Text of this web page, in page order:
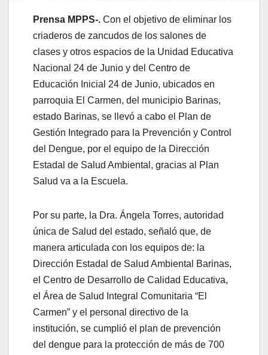
Prensa MPPS-. Con el objetivo de eliminar los
criaderos de zancudos de los salones de
clases y otros espacios de la Unidad Educativa
Nacional 24 de Junio y del Centro de
Educación Inicial 24 de Junio, ubicados en
parroquia El Carmen, del municipio Barinas,
estado Barinas, se llevó a cabo el Plan de
Gestión Integrado para la Prevención y Control
del Dengue, por el equipo de la Dirección
Estadal de Salud Ambiental, gracias al Plan
Salud va a la Escuela.
Por su parte, la Dra. Ángela Torres, autoridad
única de Salud del estado, señaló que, de
manera articulada con los equipos de: la
Dirección Estadal de Salud Ambiental Barinas,
el Centro de Desarrollo de Calidad Educativa,
el Área de Salud Integral Comunitaria “El
Carmen” y el personal directivo de la
institución, se cumplió el plan de prevención
del dengue para la protección de más de 700